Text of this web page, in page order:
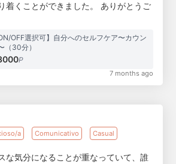
着くことができました。 ありがとうご
OFF選択可】自分へのセルフケア〜カウン
（30分）
P
7 months ago
a Comunicativo Casual
な気分になることが重なっていて、誰